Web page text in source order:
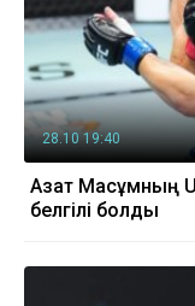
28.10 19:40
Азат Мақсұмның
белгілі болды